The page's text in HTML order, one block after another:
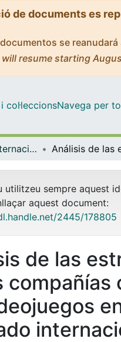
de documents es
se
resume starting
col·leccionsNavega per
Màster Oficial - Internacionalització: Aspectes Econòmics, Empresarials i Juridicopolítics
utilitzeu sempre aquest
aquest document:
2445/178805
de las
compañías